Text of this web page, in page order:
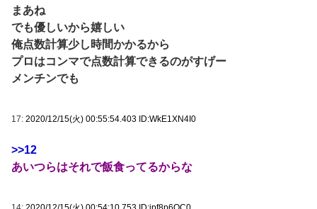
まあね
でも優しいから嬉しい
俺点数計算少し時間かかるから
プロはコンマで点数計算できるのがすげー
メンチンでも
17: 2020/12/15(火) 00:55:54.403 ID:WkE1XN4I0
>>12
あいつらはそれで飯食ってるからな